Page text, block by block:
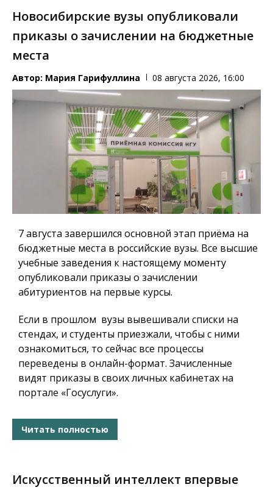
Новосибирские вузы опубликовали
приказы о зачислении на бюджетные
места
Автор: Мария Гарифуллина 08 августа 2026, 16:00
7 августа завершился основной этап приёма на
бюджетные места в российские вузы. Все высшие
учебные заведения к настоящему моменту
опубликовали приказы о зачислении
абитуриентов на первые курсы.
Если в прошлом вузы вывешивали списки на
стендах, и студенты приезжали, чтобы с ними
ознакомиться, то сейчас все процессы
переведены в онлайн-формат. Зачисленные
видят приказы в своих личных кабинетах на
портале «Госуслуги».
Читать полностью
Искусственный интеллект впервые